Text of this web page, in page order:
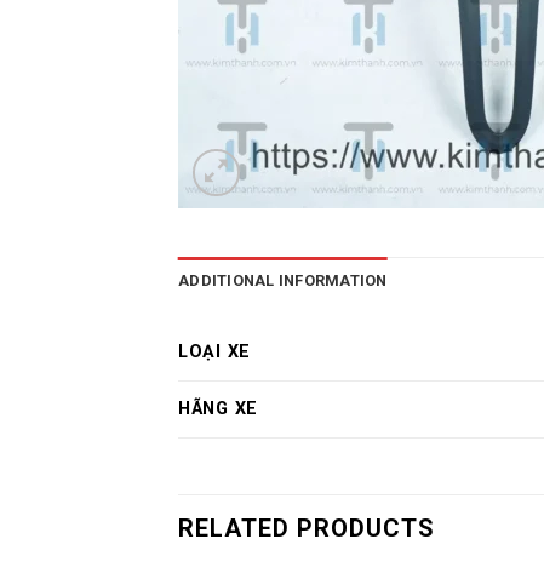
ADDITIONAL INFORMATION
LOẠI XE
HÃNG XE
RELATED PRODUCTS